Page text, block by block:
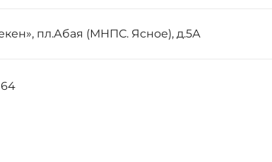
пл.Абая (МНПС. Ясное), д.5А